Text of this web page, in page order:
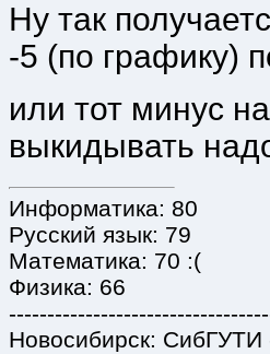
Ну так
-5 (по графику)
или тот минус
выкидывать
Информатика: 80
Русский язык: 79
Математика: 70 :(
Физика: 66
Новосибирск: